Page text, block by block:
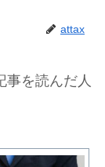
attax
事を読んだ人